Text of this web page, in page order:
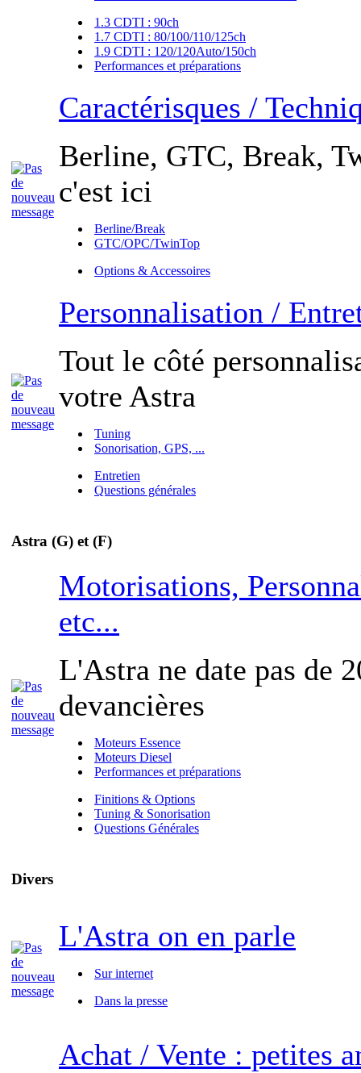
1.3 CDTI : 90ch
1.7 CDTI : 80/100/110/125ch
1.9 CDTI : 120/120Auto/150ch
Performances et préparations
Caractérisques /
Berline, GTC, Break,
c'est ici
Berline/Break
GTC/OPC/TwinTop
Options & Accessoires
Personnalisation /
Tout le côté
votre Astra
Tuning
Sonorisation, GPS, ...
Entretien
Questions générales
Astra (G) et (F)
Motorisations,
etc...
L'Astra ne date pas de
devancières
Moteurs Essence
Moteurs Diesel
Performances et préparations
Finitions & Options
Tuning & Sonorisation
Questions Générales
Divers
L'Astra on en parle
Sur internet
Dans la presse
Achat / Vente : petites